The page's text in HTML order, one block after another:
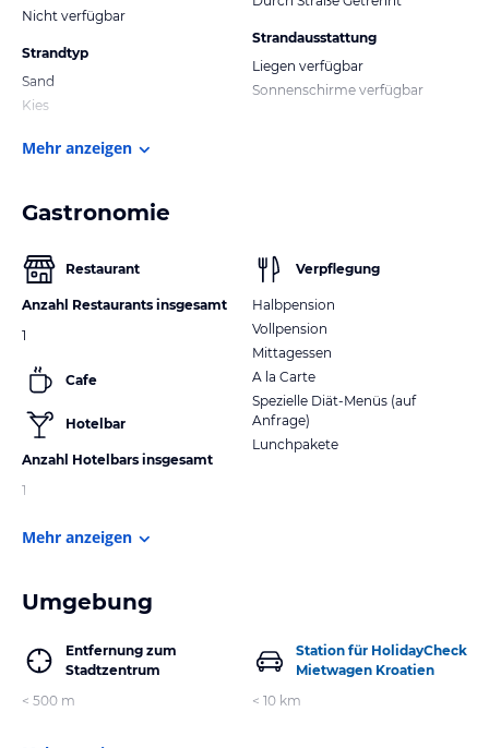
Nicht verfügbar
Strandtyp
Sand
Kies
Strandausstattung
Liegen verfügbar
Sonnenschirme verfügbar
Mehr anzeigen
Gastronomie
Restaurant
Anzahl Restaurants insgesamt
1
Cafe
Hotelbar
Anzahl Hotelbars insgesamt
1
Verpflegung
Halbpension
Vollpension
Mittagessen
A la Carte
Spezielle Diät-Menüs (auf
Anfrage)
Lunchpakete
Mehr anzeigen
Umgebung
Entfernung zum
Stadtzentrum
< 500 m
Station für HolidayCheck
Mietwagen Kroatien
< 10 km